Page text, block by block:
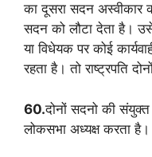
का दूसरा सदन
सदन को लौटा देता है।
या विधेयक पर कोई
रहता है। तो राष्ट्रपति
60.दोनों सदनो की
लोकसभा अध्यक्ष करता है।